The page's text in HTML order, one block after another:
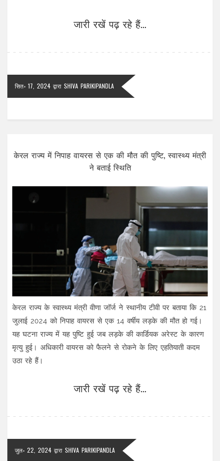
जारी रखें पढ़ रहे हैं...
सित॰ 17, 2024 द्वारा SHIVA PARIKIPANDLA
केरल राज्य में निपाह वायरस से एक की मौत की पुष्टि, स्वास्थ्य मंत्री
ने बताई स्थिति
केरल राज्य के स्वास्थ्य मंत्री वीणा जॉर्ज ने स्थानीय टीवी पर बताया कि 21
जुलाई 2024 को निपाह वायरस से एक 14 वर्षीय लड़के की मौत हो गई।
यह घटना राज्य में यह पुष्टि हुई जब लड़के की कार्डियक अरेस्ट के कारण
मृत्यु हुई। अधिकारी वायरस को फैलने से रोकने के लिए एहतियाती कदम
उठा रहे हैं।
जारी रखें पढ़ रहे हैं...
जुल॰ 22, 2024 द्वारा SHIVA PARIKIPANDLA